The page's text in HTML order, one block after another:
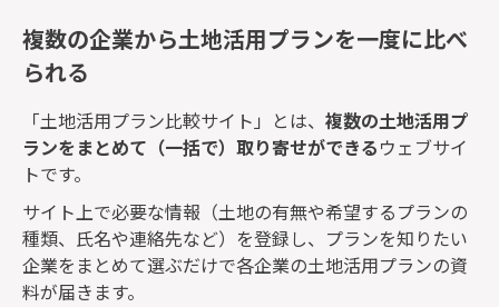
複数の企業から土地活用プランを一度に比べ
られる
「土地活用プラン比較サイト」とは、 複数の土地活用プ
ランをまとめて（一括で）取り寄せができるウェブサイ
トです。
サイト上で必要な情報（土地の有無や希望するプランの
種類、氏名や連絡先など）を登録し、プランを知りたい
企業をまとめて選ぶだけで各企業の土地活用プランの資
料が届きます。